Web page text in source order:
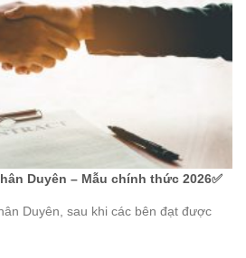
Duyên – Mẫu chính thức 2026✅
Duyên, sau khi các bên đạt được